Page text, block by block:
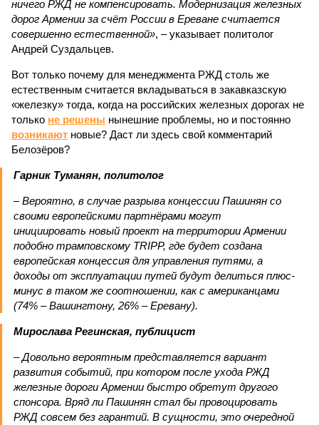
ничего РЖД не компенсировать. Модернизация железных
дорог Армении за счёт России в Ереване считается
совершенно естественной», – указывает политолог
Андрей Суздальцев.
Вот только почему для менеджмента РЖД столь же
естественным считается вкладываться в закавказскую
«железку» тогда, когда на российских железных дорогах не
только не решены нынешние проблемы, но и постоянно
возникают новые? Даст ли здесь свой комментарий
Белозёров?
Гарник Туманян, политолог
– Вероятно, в случае разрыва концессии Пашинян со
своими европейскими партнёрами могут
инициировать новый проект на территории Армении
подобно трамповскому TRIPP, где будет создана
европейская концессия для управления путями, а
доходы от эксплуатации путей будут делиться плюс-
минус в таком же соотношении, как с американцами
(74% – Вашингтону, 26% – Еревану).
Мирослава Регинская, публицист
– Довольно вероятным представляется вариант
развития событий, при котором после ухода РЖД
железные дороги Армении быстро обретут другого
спонсора. Вряд ли Пашинян стал бы провоцировать
РЖД совсем без гарантий. В сущности, это очередной